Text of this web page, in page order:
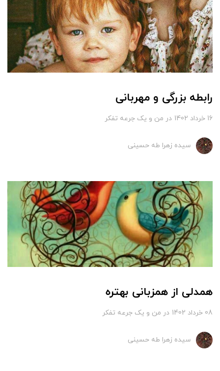
رابطه بزرگی و مهربانی
16 خرداد 1402 در من و یک جرعه تفکر
سیده زهرا طه حسینی
همدلی از همزبانی بهتره
08 خرداد 1402 در من و یک جرعه تفکر
سیده زهرا طه حسینی